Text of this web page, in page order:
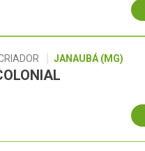
JANAUBÁ (MG)